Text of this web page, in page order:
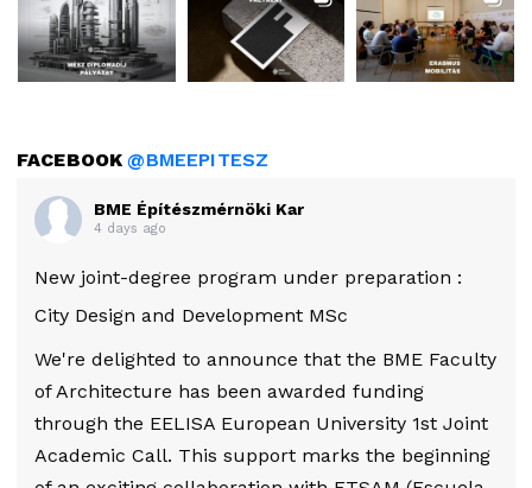
FACEBOOK@BMEEPITESZ
BME Építészmérnöki Kar
4 days ago
New joint-degree program under preparation :
City Design and Development MSc
We're delighted to announce that the BME Faculty
of Architecture has been awarded funding
through the EELISA European University 1st Joint
Academic Call. This support marks the beginning